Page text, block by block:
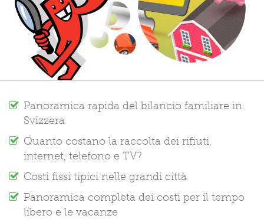
Panoramica rapida del bilancio familiare in
Svizzera
Quanto costano la raccolta dei rifiuti,
internet, telefono e TV?
Costi fissi tipici nelle grandi città
Panoramica completa dei costi per il tempo
libero e le vacanze